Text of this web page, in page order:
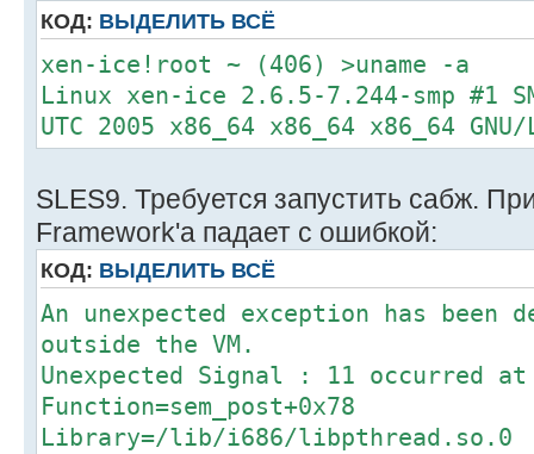
КОД: ВЫДЕЛИТЬ ВСЁ
xen-ice!root ~ (406) >uname -a
Linux xen-ice 2.6.5-7.244-smp #1
UTC 2005 x86_64 x86_64 x86_64
SLES9. Требуется запустить сабж.
Framework'а падает с ошибкой:
КОД: ВЫДЕЛИТЬ ВСЁ
An unexpected exception has been
outside the VM.
Unexpected Signal : 11 occurred at
Function=sem_post+0x78
Library=/lib/i686/libpthread.so.0